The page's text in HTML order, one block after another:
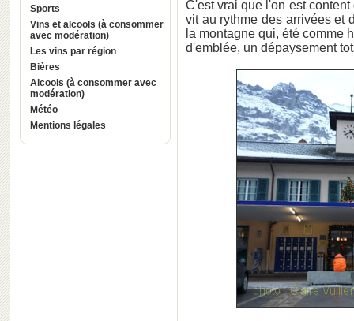
Sports
Vins et alcools (à consommer
avec modération)
Les vins par région
Bières
Alcools (à consommer avec
modération)
Météo
Mentions légales
C'est vrai que l'on est
vit au rythme des arrivées et
la montagne qui, été comme
d'emblée, un dépaysement